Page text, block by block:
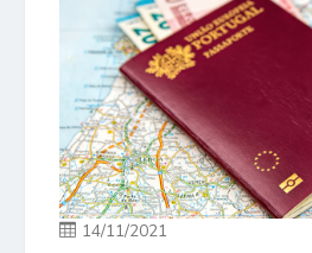
14/11/2021